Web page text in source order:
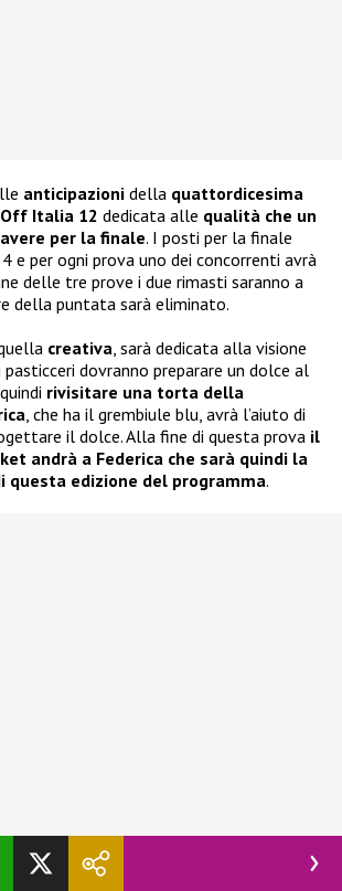
anticipazioni della quattordicesima
Italia 12 dedicata alle qualità che un
per la finale. I posti per la finale
e per ogni prova uno dei concorrenti avrà
delle tre prove i due rimasti saranno a
della puntata sarà eliminato.
creativa, sarà dedicata alla visione
dovranno preparare un dolce al
rivisitare una torta della
, che ha il grembiule blu, avrà l’aiuto di
il dolce. Alla fine di questa prova il
andrà a Federica che sarà quindi la
questa edizione del programma.